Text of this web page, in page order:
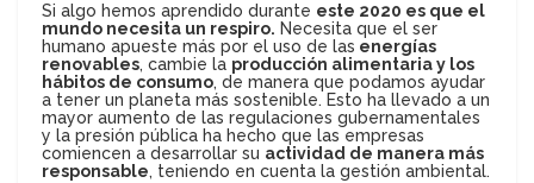
Si algo hemos aprendido durante este 2020 es que el
mundo necesita un respiro. Necesita que el ser
humano apueste más por el uso de las energías
renovables, cambie la producción alimentaria y los
hábitos de consumo, de manera que podamos ayudar
a tener un planeta más sostenible. Esto ha llevado a un
mayor aumento de las regulaciones gubernamentales
y la presión pública ha hecho que las empresas
comiencen a desarrollar su actividad de manera más
responsable, teniendo en cuenta la gestión ambiental.